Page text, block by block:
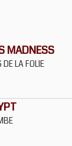
MADNESS
LA FOLIE